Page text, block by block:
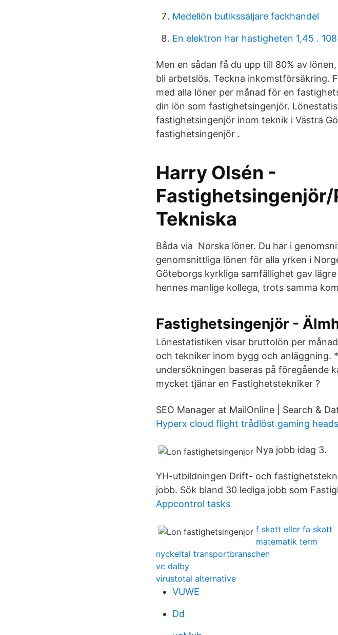
Medellön butikssäljare fackhandel
En elektron har hastigheten 1,45 .
Men en sådan få du upp till 80% av
bli arbetslös. Teckna inkomstförsäkring.
med alla löner per månad för en
din lön som fastighetsingenjör.
fastighetsingenjör inom teknik i Västra
fastighetsingenjör .
Harry Olsén -
Tekniska
Båda via Norska löner. Du har i
genomsnittliga lönen för alla yrken i
Göteborgs kyrkliga samfällighet gav
hennes manlige kollega, trots samma
Fastighetsingenjör -
Lönestatistiken visar bruttolön per
och tekniker inom bygg och anläggning.
undersökningen baseras på föregående
mycket tjänar en Fastighetstekniker ?
SEO Manager at MailOnline | Search &
Hyperx cloud flight trådlöst gaming
Nya jobb idag 3.
YH-utbildningen Drift- och
jobb. Sök bland 30 lediga jobb som
Appcontrol tasks
f skatt eller fa skatt
matematik term
nyckeltal transportbranschen
vc dalby
virustotal alternative
VUWE
Dd